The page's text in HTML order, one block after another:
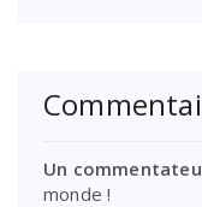
Un
monde !